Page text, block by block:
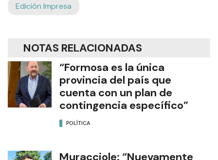
Edición Impresa
NOTAS RELACIONADAS
“Formosa es la única
provincia del país que
cuenta con un plan de
contingencia específico”
POLÍTICA
Muracciole: “Nuevamente